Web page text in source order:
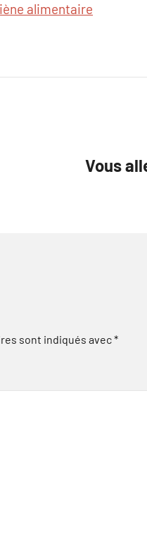
alimentaire
Vous
sont indiqués avec*